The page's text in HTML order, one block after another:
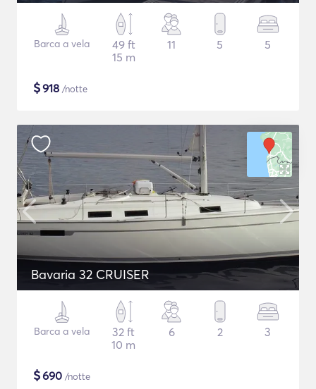
Barca a vela
49 ft
15 m
11 5 5
$918 /notte
Bavaria 32 CRUISER
Barca a vela
32 ft
10 m
6 2 3
$690 /notte